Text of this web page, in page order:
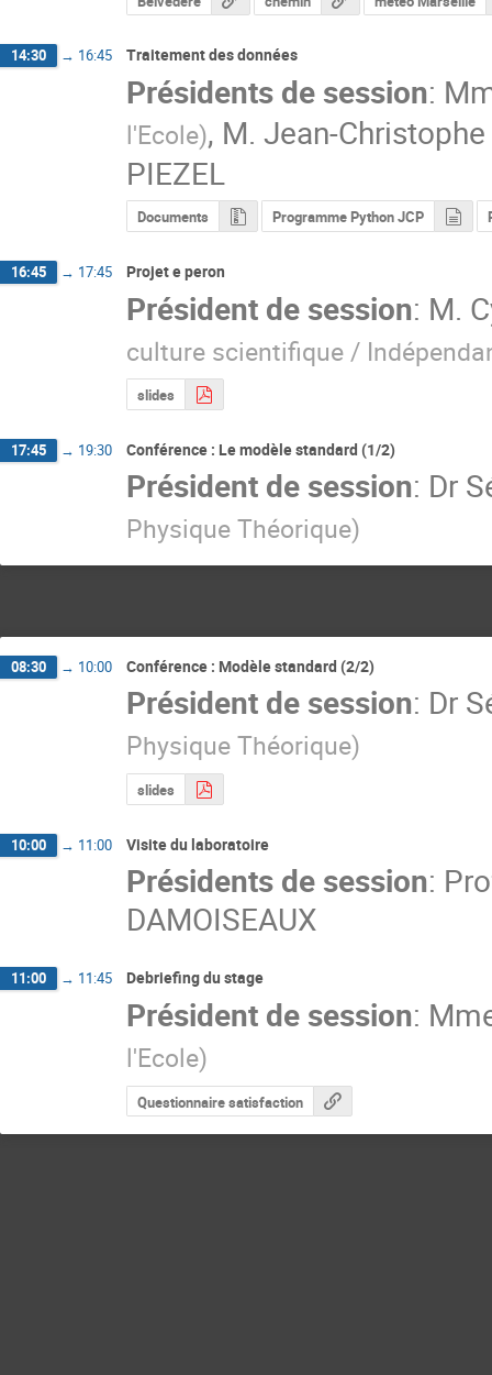
14:30 → 16:45 Traitement des données
Présidents de session:
l'Ecole), M. Jean-
PIEZEL
Documents Programme Python JCP
16:45 → 17:45 Projet e peron
Président de session: M.
culture scientifique /
slides
17:45 → 19:30 Conférence : Le modèle standard (1/2)
Président de session: Dr
Physique Théorique)
08:30 → 10:00 Conférence : Modèle standard (2/2)
Président de session: Dr
Physique Théorique)
slides
10:00 → 11:00 Visite du laboratoire
Présidents de session:
DAMOISEAUX
11:00 → 11:45 Debriefing du stage
Président de session:
l'Ecole)
Questionnaire satisfaction